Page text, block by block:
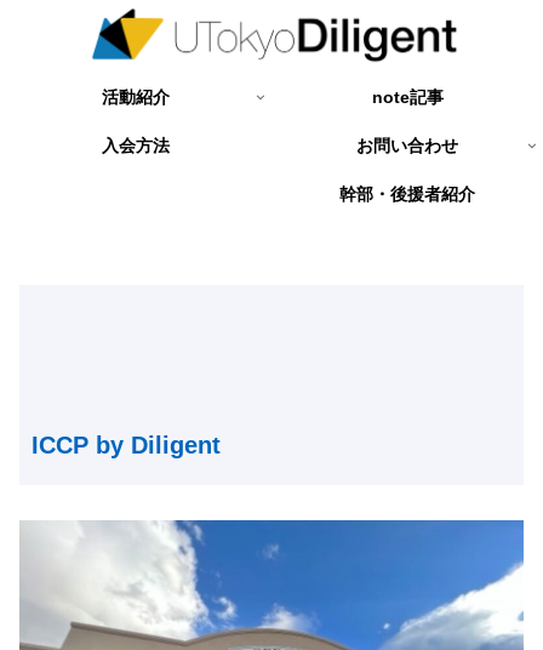
活動紹介 note記事
入会方法 お問い合わせ
幹部・後援者紹介
ICCP by Diligent